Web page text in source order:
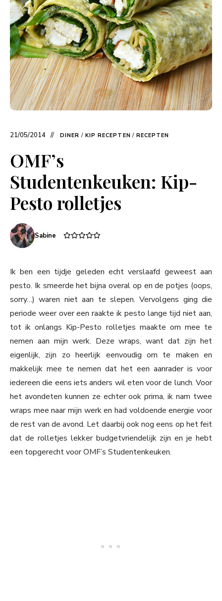
21/05/2014 DINER / KIP RECEPTEN / RECEPTEN
OMF’s
Studentenkeuken: Kip-
Pesto rolletjes
Sabine
Ik ben een tijdje geleden echt verslaafd geweest aan
pesto. Ik smeerde het bijna overal op en de potjes (oops,
sorry…) waren niet aan te slepen. Vervolgens ging die
periode weer over een raakte ik pesto lange tijd niet aan,
tot ik onlangs Kip-Pesto rolletjes maakte om mee te
nemen aan mijn werk. Deze wraps, want dat zijn het
eigenlijk, zijn zo heerlijk eenvoudig om te maken en
makkelijk mee te nemen dat het een aanrader is voor
iedereen die eens iets anders wil eten voor de lunch. Voor
het avondeten kunnen ze echter ook prima, ik nam twee
wraps mee naar mijn werk en had voldoende energie voor
de rest van de avond. Let daarbij ook nog eens op het feit
dat de rolletjes lekker budgetvriendelijk zijn en je hebt
een topgerecht voor OMF’s Studentenkeuken.